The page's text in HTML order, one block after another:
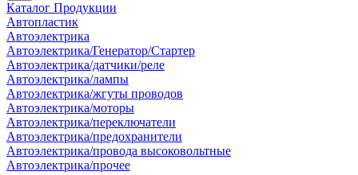
Каталог Продукции
Автопластик
Автоэлектрика
Автоэлектрика/Генератор/Стартер
Автоэлектрика/датчики/реле
Автоэлектрика/лампы
Автоэлектрика/жгуты проводов
Автоэлектрика/моторы
Автоэлектрика/переключатели
Автоэлектрика/предохранители
Автоэлектрика/провода высоковольтные
Автоэлектрика/прочее